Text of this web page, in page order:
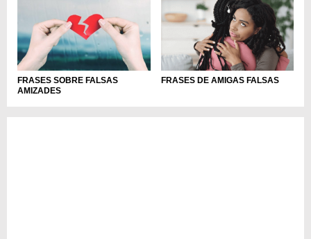
FRASES SOBRE FALSAS
AMIZADES
FRASES DE AMIGAS FALSAS